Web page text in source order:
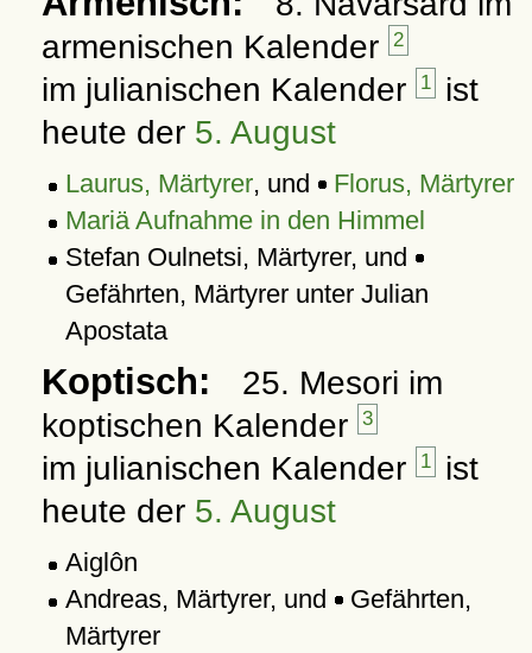
armenischen Kalender
2
im julianischen Kalender 1 ist
heute der 5. August
Laurus, Märtyrer, und
Florus, Märtyrer
Mariä Aufnahme in den Himmel
Stefan Oulnetsi, Märtyrer, und
Gefährten, Märtyrer unter Julian
Apostata
Koptisch:
25. Mesori im
koptischen Kalender
3
im julianischen Kalender 1 ist
heute der 5. August
Aiglôn
Andreas, Märtyrer, und Gefährten,
Märtyrer